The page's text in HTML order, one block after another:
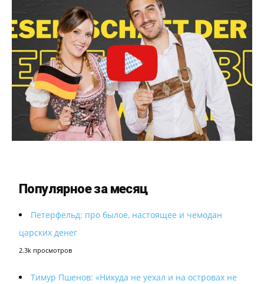
Популярное за месяц
Петерфельд: про былое, настоящее и чемодан
царских денег
2.3k просмотров
Тимур Пшенов: «Никуда не уехал и на островах не